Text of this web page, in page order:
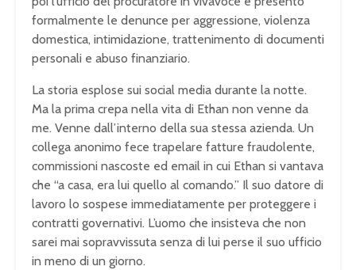
formalmente le denunce per aggressione, violenza
domestica, intimidazione, trattenimento di documenti
personali e abuso finanziario.
La storia esplose sui social media durante la notte.
Ma la prima crepa nella vita di Ethan non venne da
me. Venne dall’interno della sua stessa azienda. Un
collega anonimo fece trapelare fatture fraudolente,
commissioni nascoste ed email in cui Ethan si vantava
che “a casa, era lui quello al comando.” Il suo datore di
lavoro lo sospese immediatamente per proteggere i
contratti governativi. L’uomo che insisteva che non
sarei mai sopravvissuta senza di lui perse il suo ufficio
in meno di un giorno.